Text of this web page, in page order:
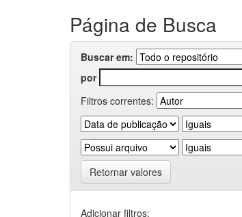
Página de Busca
Buscar em:
por
Filtros correntes:
Retornar valores
Adicionar filtros: